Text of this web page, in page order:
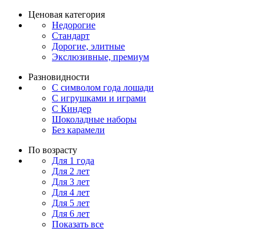
Ценовая категория
Недорогие
Стандарт
Дорогие, элитные
Экслюзивные, премиум
Разновидности
С символом года лошади
С игрушками и играми
С Киндер
Шоколадные наборы
Без карамели
По возрасту
Для 1 года
Для 2 лет
Для 3 лет
Для 4 лет
Для 5 лет
Для 6 лет
Показать все